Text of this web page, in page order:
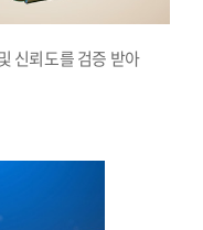
신뢰도를 검증 받아